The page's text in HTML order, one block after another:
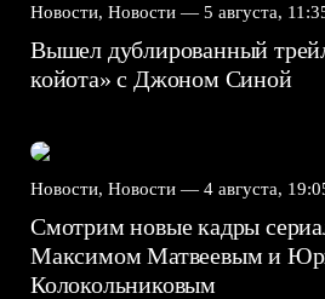
Новости, Новости — 5 августа,
Вышел дублированный
койота» с Джоном Синой
Новости, Новости — 4 августа,
Смотрим новые кадры
Максимом Матвеевым и
Колокольниковым